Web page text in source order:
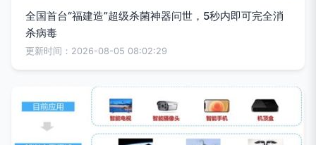
全国首台“福建造”超级杀菌神器问世，5秒内即可完全消
杀病毒
更新时间：2026-08-05 08:02:29